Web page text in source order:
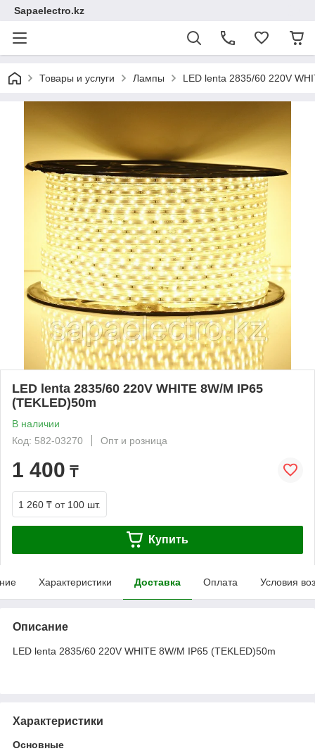
Sapaelectro.kz
Товары и услуги Лампы LED lentа 2835/60 220V
LED lentа 2835/60 220V WHITE 8W/M IP65
(TEKLED)50m
В наличии
Код: 582-03270
Опт и розница
1 400 ₸
1 260 ₸ от 100 шт.
Купить
Характеристики Доставка Оплата Условия
Описание
LED lentа 2835/60 220V WHITE 8W/M IP65 (TEKLED)50m
Характеристики
Основные